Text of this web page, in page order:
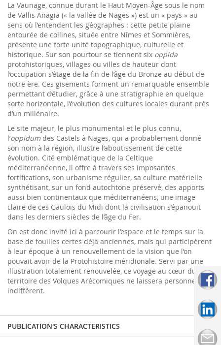
La Vaunage, connue durant le Haut Moyen-Âge sous le nom
de Vallis Anagia (« la vallée de Nages ») est un « pays » au
sens où l’entendent les géographes : cette petite plaine
entourée de collines, située entre Nîmes et Sommières,
présente une forte unité topographique, culturelle et
historique. Sur son pourtour se tiennent six oppida
protohistoriques, villages ou villes de hauteur dont
l’occupation s’étage de la fin de l’âge du Bronze au début de
notre ère. Ces gisements forment un remarquable ensemble
permettant d’étudier, grâce à une stratigraphie en quelque
sorte horizontale, l’évolution des cultures locales durant près
d’un millénaire.
Le site majeur, le plus monumental et le plus connu,
l’oppidumdes Castels à Nages, qui a probablement donné
son nom à la région, illustre l’aboutissement de cette
évolution. Cité emblématique de la Celtique
méditerranéenne, il offre à travers ses imposantes
fortifications, son urbanisme régulier, sa culture matérielle
synthétisant, sur un fond autochtone préservé, des apports
aussi bien continentaux que méditerranéens, une image
claire de ces Gaulois du Midi dont la civilisation s’épanouit
dans les derniers siècles de l’âge du Fer.
On est donc invité ici à parcourir l’espace et le temps sur la
base de fouilles certes déjà anciennes, mais qui participèrent
à leur époque à un renouvellement de la vision que l’on
pouvait avoir de la Protohistoire méridionale. Servi par une
illustration totalement renouvelée, ce voyage au cœur du
territoire des Volques Arécomiques ne laissera personne
indifférent.
PUBLICATION'S CHARACTERISTICS